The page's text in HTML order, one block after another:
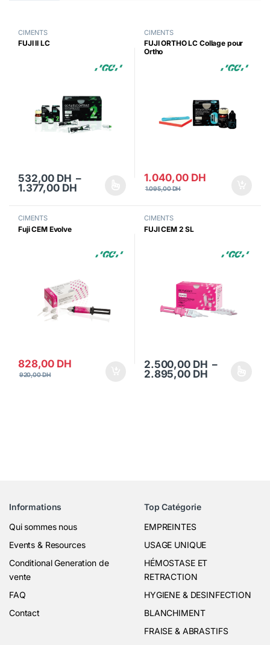
CIMENTS
FUJI II LC
532,00 DH –
1.377,00 DHPlage de prix : 532,00 DH à 1.377,00
Ce produit a plusieurs variations. Les options peuvent être
CIMENTS
FUJI ORTHO LC Collage pour
Ortho
1.040,00 DH
1.095,00DH
CIMENTS
Fuji CEM Evolve
828,00 DH
920,00DH
CIMENTS
FUJI CEM 2 SL
2.500,00 DH –
2.895,00 DHPlage de
Ce produit a plusieurs
Informations
Qui sommes nous
Events & Resources
Conditional Generation de
vente
FAQ
Contact
Top Catégorie
EMPREINTES
USAGE UNIQUE
HÉMOSTASE ET
RETRACTION
HYGIENE & DESINFECTION
BLANCHIMENT
FRAISE & ABRASTIFS